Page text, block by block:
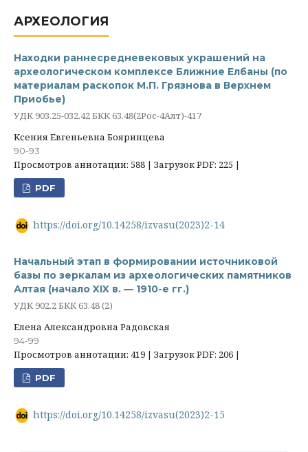
АРХЕОЛОГИЯ
Находки раннесредневековых украшений на
археологическом комплексе Ближние Елбаны (по
материалам раскопок М.П. Грязнова в Верхнем
Приобье)
УДК 903.25-032.42 БКК 63.48(2Рос-4Алт)-417
Ксения Евгеньевна Бояринцева
90-93
Просмотров аннотации: 588 | Загрузок PDF: 225 |
PDF
https://doi.org/10.14258/izvasu(2023)2-14
Начальный этап в формировании источниковой
базы по зеркалам из археологических памятников
Алтая (начало XIX в. — 1910-е гг.)
УДК 902.2 БКК 63.48 (2)
Елена Александровна Радовская
94-99
Просмотров аннотации: 419 | Загрузок PDF: 206 |
PDF
https://doi.org/10.14258/izvasu(2023)2-15